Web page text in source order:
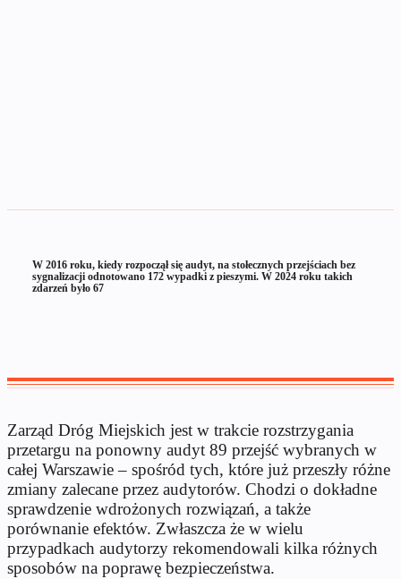
W 2016 roku, kiedy rozpoczął się audyt, na stołecznych przejściach bez
sygnalizacji odnotowano 172 wypadki z pieszymi. W 2024 roku takich
zdarzeń było 67
Zarząd Dróg Miejskich jest w trakcie rozstrzygania
przetargu na ponowny audyt 89 przejść wybranych w
całej Warszawie – spośród tych, które już przeszły różne
zmiany zalecane przez audytorów. Chodzi o dokładne
sprawdzenie wdrożonych rozwiązań, a także
porównanie efektów. Zwłaszcza że w wielu
przypadkach audytorzy rekomendowali kilka różnych
sposobów na poprawę bezpieczeństwa.